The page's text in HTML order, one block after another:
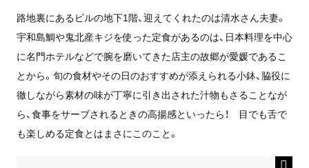
路地裏にあるビルの地下1階、迎えてくれたのは清水さん夫妻。
宇和島鯛や鬼北産キジを使った定食があるのは、日本料理を中心
に名門ホテルなどで腕を磨いてきた店主の故郷が愛媛であるこ
とから。旬の食材やその日のおすすめが添えられる小鉢、脇役に
徹しながら素材の味が丁寧に引き出された汁物もさることなが
ら、食事をサーブされるときの高揚感といったら！ 目でも舌で
も楽しめる定食とはまさにこのこと。